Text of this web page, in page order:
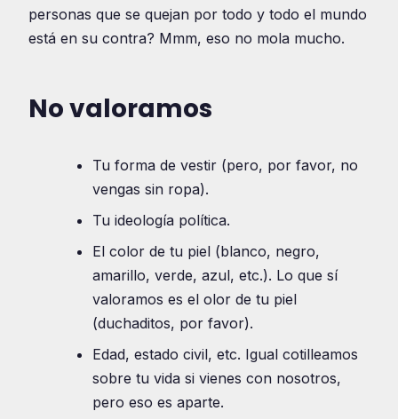
personas que se quejan por todo y todo el mundo
está en su contra? Mmm, eso no mola mucho.
No valoramos
Tu forma de vestir (pero, por favor, no
vengas sin ropa).
Tu ideología política.
El color de tu piel (blanco, negro,
amarillo, verde, azul, etc.). Lo que sí
valoramos es el olor de tu piel
(duchaditos, por favor).
Edad, estado civil, etc. Igual cotilleamos
sobre tu vida si vienes con nosotros,
pero eso es aparte.